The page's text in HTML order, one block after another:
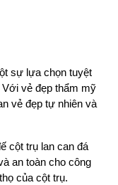
sự lựa chọn tuyệt
vẻ đẹp thẩm mỹ
vẻ đẹp tự nhiên và
cột trụ lan can đá
an toàn cho công
của cột trụ.